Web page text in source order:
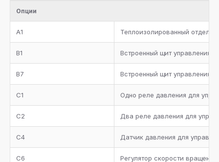
Опции
A1 Теплоизолированный
B1 Встроенный щит управления
B7 Встроенный щит управления
C1 Одно реле давления для
C2 Два реле давления для
C4 Датчик давления для
C6 Регулятор скорости